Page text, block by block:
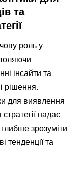
та
роль у
інсайти та
рішення.
для виявлення
надає
зрозуміти
тенденції та